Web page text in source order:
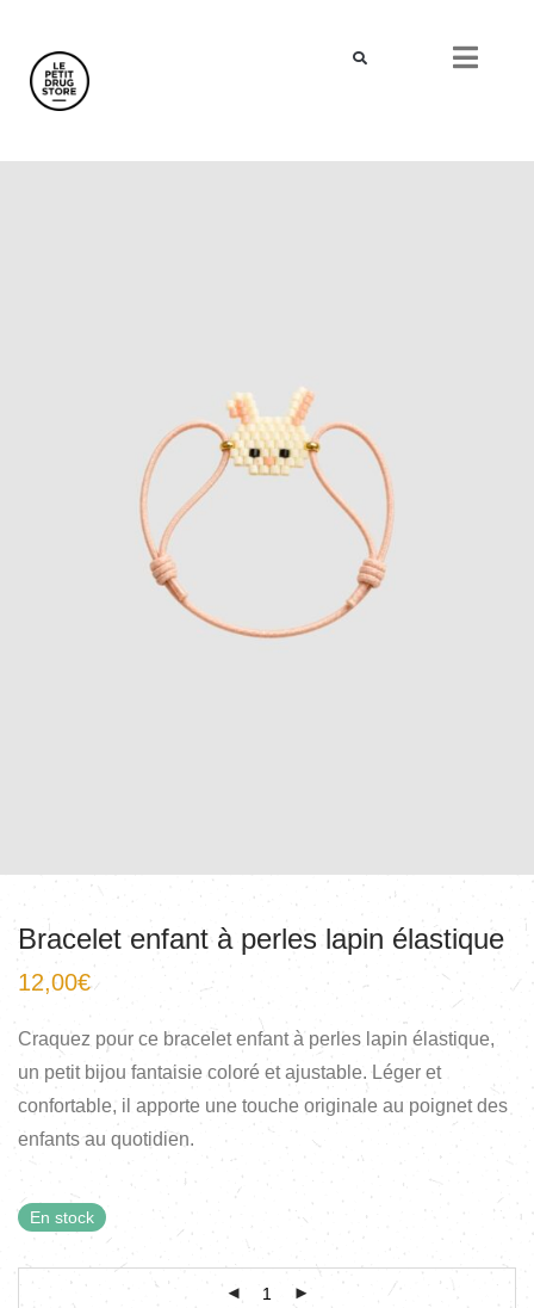
Bracelet enfant à perles lapin élastique
12,00€
Craquez pour ce bracelet enfant à perles lapin élastique,
un petit bijou fantaisie coloré et ajustable. Léger et
confortable, il apporte une touche originale au poignet des
enfants au quotidien.
En stock